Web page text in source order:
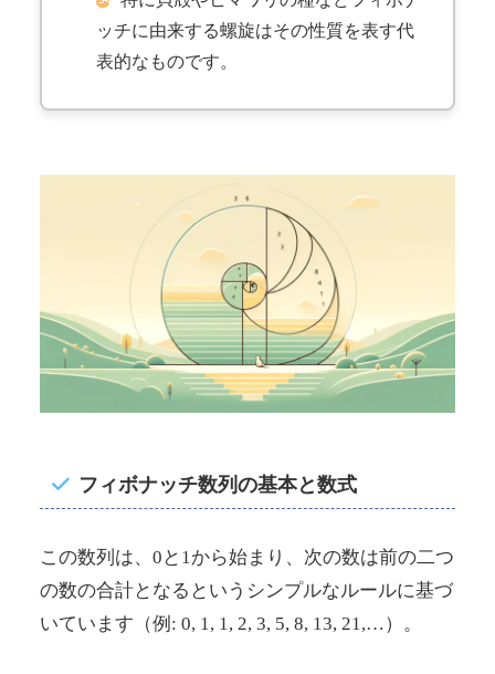
ッチに由来する螺旋はその性質を表す代
表的なものです。
フィボナッチ数列の基本と数式
この数列は、0と1から始まり、次の数は前の二つ
の数の合計となるというシンプルなルールに基づ
いています（例: 0, 1, 1, 2, 3, 5, 8, 13, 21,…）。